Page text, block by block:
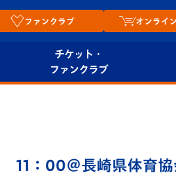
ファンクラブ オンライン
チケット・
ファンクラブ
プレイヤーズスイート
：00＠長崎県体育